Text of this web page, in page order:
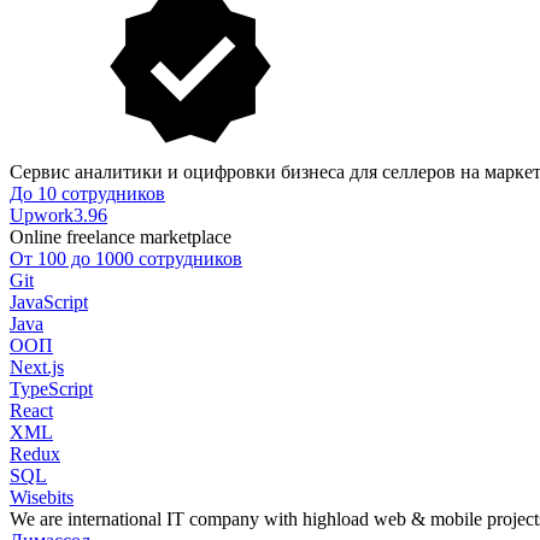
Сервис аналитики и оцифровки бизнеса для селлеров на
До 10 сотрудников
Upwork3.96
Online freelance marketplace
От 100 до 1000 сотрудников
Git
JavaScript
Java
ООП
Next.js
TypeScript
React
XML
Redux
SQL
Wisebits
We are international IT company with highload web & mobile